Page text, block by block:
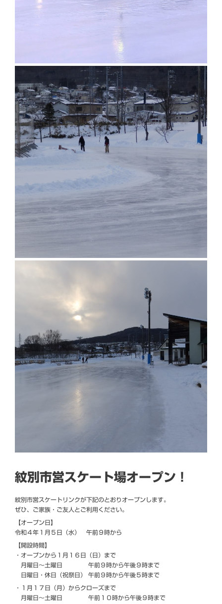
紋別市営スケート場オープン！
紋別市営スケートリンクが下記のとおりオープンします。
ぜひ、ご家族・ご友人とご利用ください。
【オープン日】
令和４年１月５日（水） 午前９時から
【開設時間】
・オープンから１月１６日（日）まで
月曜日～土曜日 午前９時から午後９時まで
日曜日・休日（祝祭日） 午前９時から午後５時まで
・１月１７日（月）からクローズまで
月曜日～土曜日 午前１０時から午後９時まで